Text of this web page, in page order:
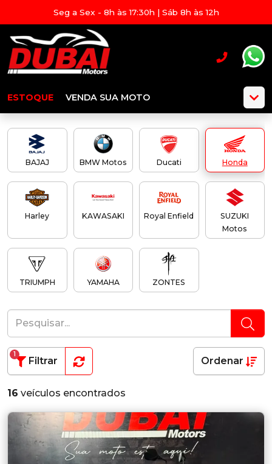
Seg a Sex - 8h às 17:30h | Sáb 8h às 12h
ESTOQUE VENDA SUA MOTO
BAJAJ BMW Motos Ducati Honda
Harley KAWASAKI Royal Enfield
SUZUKI
Motos
TRIUMPH YAMAHA ZONTES
Filtrar
1
Ordenar
16 veículos encontrados